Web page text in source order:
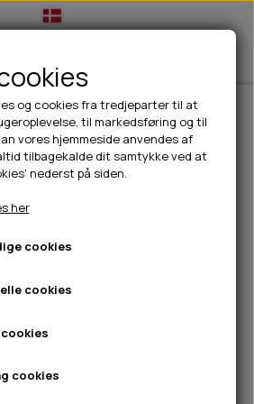
TIL HUND
VANDSKÅLE
CHICOPEE
GODBIDSTASKE
HALSBÅND
& SNACKS
SMAGSVARIANTER
🎾 LEGETØJ
ØRE, ØJE, POTER & NÆSE
UDSTYR & KOMFORT
HUNDEEJER
TERMOFLASKER
HUER OG VANTER
PINEWOOD SALES
TIL KAT
TILBUD
NYHEDER
Kong Scrunch Knots Raccoon
og cookies fra tredjeparter til at
til markedsføring og til
vores hjemmeside anvendes af
tilbagekalde dit samtykke ved at
nederst på siden.
her
cookies
cookies
cookies